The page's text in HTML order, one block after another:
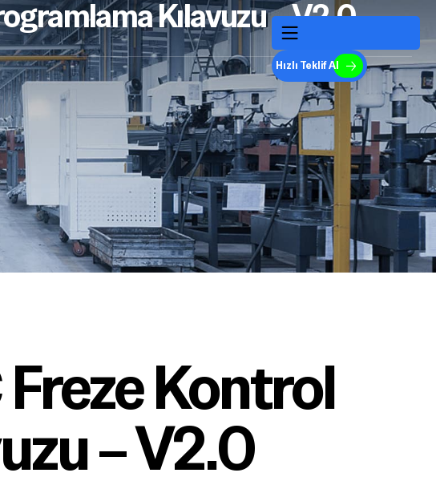
Hızlı Teklif Al
Kılavuzu – V2.0
Kontrol
– V2.0